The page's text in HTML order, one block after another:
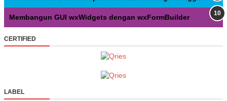
Membangun GUI wxWidgets dengan wxFormBuilder
CERTIFIED
LABEL